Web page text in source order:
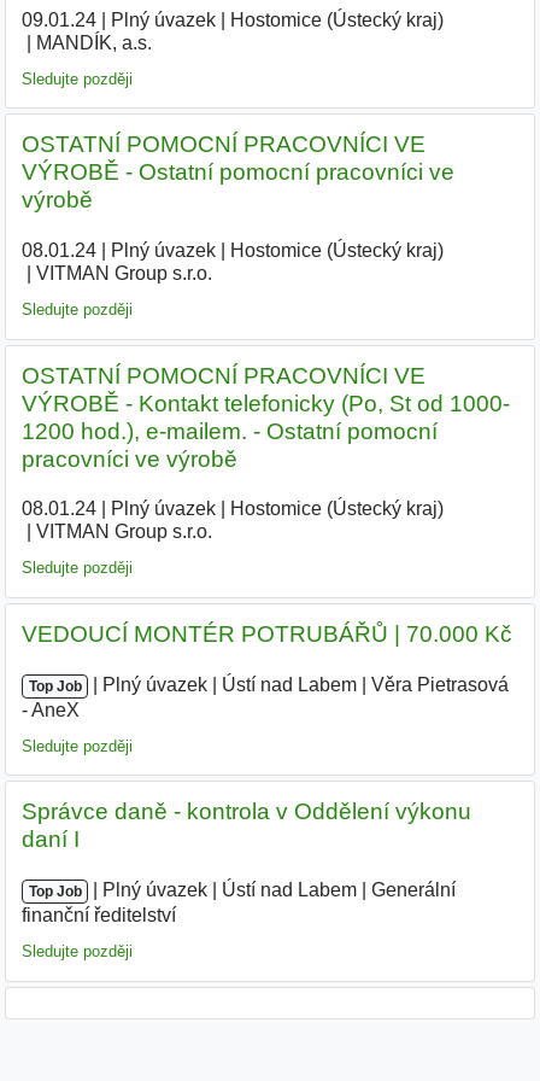
09.01.24| Plný úvazek| Hostomice (Ústecký kraj)|
MANDÍK, a.s.
Sledujte později
OSTATNÍ POMOCNÍ PRACOVNÍCI VE
VÝROBĚ - Ostatní pomocní pracovníci ve
výrobě
08.01.24| Plný úvazek| Hostomice (Ústecký kraj)|
VITMAN Group s.r.o.
Sledujte později
OSTATNÍ POMOCNÍ PRACOVNÍCI VE
VÝROBĚ - Kontakt telefonicky (Po, St od 1000-
1200 hod.), e-mailem. - Ostatní pomocní
pracovníci ve výrobě
08.01.24| Plný úvazek| Hostomice (Ústecký kraj)|
VITMAN Group s.r.o.
Sledujte později
VEDOUCÍ MONTÉR POTRUBÁŘŮ | 70.000 Kč
Top Job Plný úvazek Ústí nad Labem
Věra Pietrasová
- AneX
Sledujte později
Správce daně - kontrola v Oddělení výkonu
daní I
Top Job Plný úvazek Ústí nad Labem
Generální
finanční ředitelství|
Sledujte později